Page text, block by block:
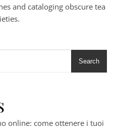
and cataloging obscure tea
Search
online: come ottenere i tuoi